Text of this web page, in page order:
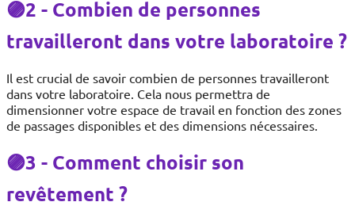
🟣2 - Combien de personnes
travailleront dans votre laboratoire ?
Il est crucial de savoir combien de personnes travailleront
dans votre laboratoire. Cela nous permettra de
dimensionner votre espace de travail en fonction des zones
de passages disponibles et des dimensions nécessaires.
🟣3 - Comment choisir son
revêtement ?